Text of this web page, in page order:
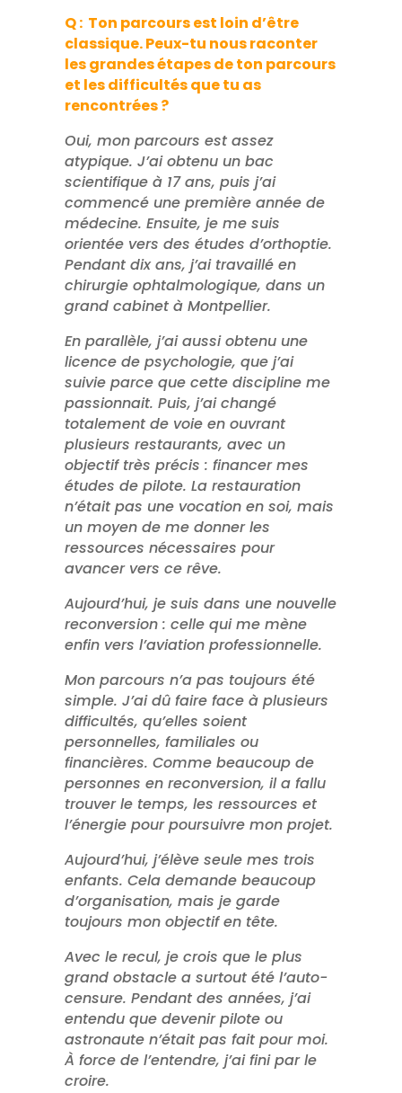
Q : Ton parcours est loin d’être
classique. Peux-tu nous raconter
les grandes étapes de ton parcours
et les difficultés que tu as
rencontrées ?
Oui, mon parcours est assez
atypique. J’ai obtenu un bac
scientifique à 17 ans, puis j’ai
commencé une première année de
médecine. Ensuite, je me suis
orientée vers des études d’orthoptie.
Pendant dix ans, j’ai travaillé en
chirurgie ophtalmologique, dans un
grand cabinet à Montpellier.
En parallèle, j’ai aussi obtenu une
licence de psychologie, que j’ai
suivie parce que cette discipline me
passionnait. Puis, j’ai changé
totalement de voie en ouvrant
plusieurs restaurants, avec un
objectif très précis : financer mes
études de pilote. La restauration
n’était pas une vocation en soi, mais
un moyen de me donner les
ressources nécessaires pour
avancer vers ce rêve.
Aujourd’hui, je suis dans une nouvelle
reconversion : celle qui me mène
enfin vers l’aviation professionnelle.
Mon parcours n’a pas toujours été
simple. J’ai dû faire face à plusieurs
difficultés, qu’elles soient
personnelles, familiales ou
financières. Comme beaucoup de
personnes en reconversion, il a fallu
trouver le temps, les ressources et
l’énergie pour poursuivre mon projet.
Aujourd’hui, j’élève seule mes trois
enfants. Cela demande beaucoup
d’organisation, mais je garde
toujours mon objectif en tête.
Avec le recul, je crois que le plus
grand obstacle a surtout été l’auto-
censure. Pendant des années, j’ai
entendu que devenir pilote ou
astronaute n’était pas fait pour moi.
À force de l’entendre, j’ai fini par le
croire.